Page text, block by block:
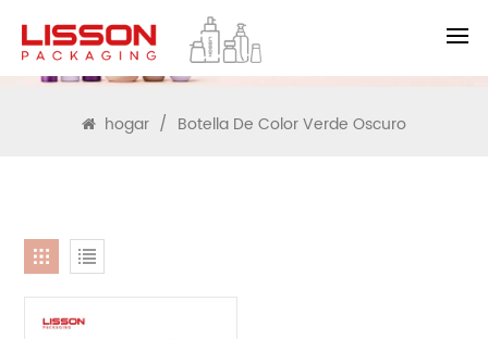
BUSCAR
hogar / Botella De Color Verde Oscuro